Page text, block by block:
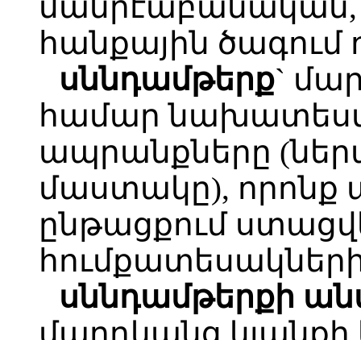
մանրէաբանական,
հանքային ծագում
սննդամթերք`
համար
ապրանքները
մաստակը), որոնք
ընթացքում
սննդամթերքի